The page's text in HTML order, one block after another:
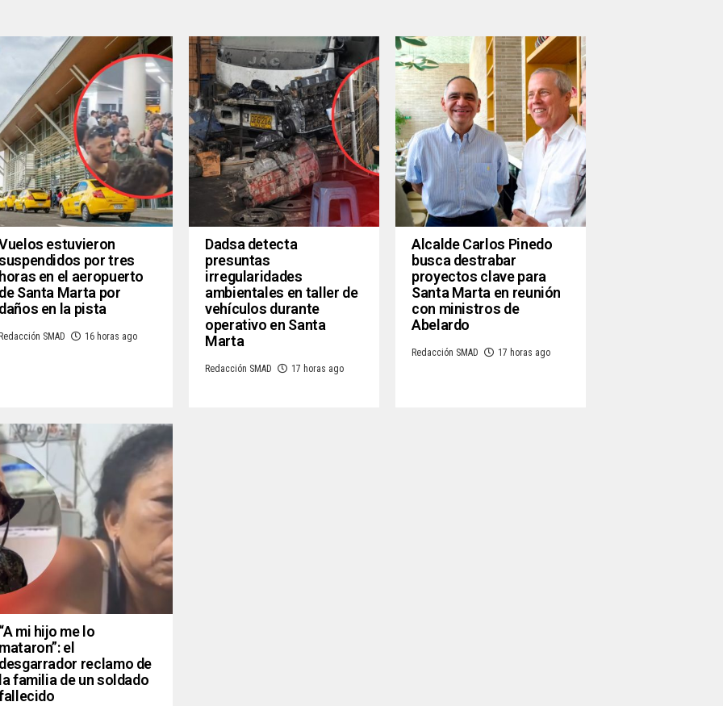
estuvieron
por tres
horas en el aeropuerto
de Santa Marta por
daños en la pista
Redacción SMAD 16 horas ago
Dadsa detecta
presuntas
irregularidades
ambientales en taller de
vehículos durante
operativo en Santa
Marta
Redacción SMAD 17 horas ago
Alcalde Carlos Pinedo
busca destrabar
proyectos clave para
Santa Marta en reunión
con ministros de
Abelardo
Redacción SMAD 17 horas ago
“A mi hijo me lo
mataron”: el
desgarrador reclamo de
la familia de un soldado